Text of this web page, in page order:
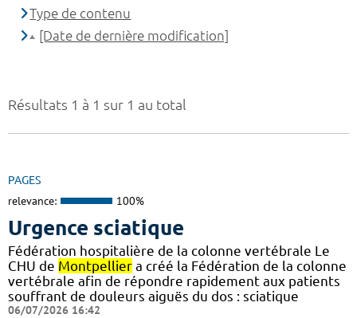
Résultats 1 à 1 sur 1 au total
PAGES
relevance: 100%
Urgence sciatique
Fédération hospitalière de la colonne vertébrale Le
CHU de Montpellier a créé la Fédération de la colonne
vertébrale afin de répondre rapidement aux patients
souffrant de douleurs aiguës du dos : sciatique
06/07/2026 16:42
Type de contenu
[Date de dernière modification]